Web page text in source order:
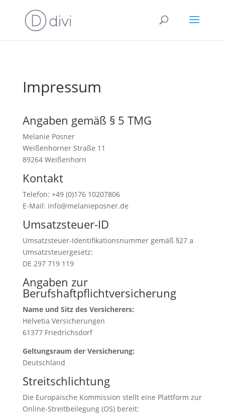
Impressum
Angaben gemäß § 5 TMG
Melanie Posner
Weißenhorner Straße 11
89264 Weißenhorn
Kontakt
Telefon: +49 (0)176 10207806
E-Mail: info@melanieposner.de
Umsatzsteuer-ID
Umsatzsteuer-Identifikationsnummer gemäß §27 a
Umsatzsteuergesetz:
DE 297 719 119
Angaben zur
Berufshaftpflichtversicherung
Name und Sitz des Versicherers:
Helvetia Versicherungen
61377 Friedrichsdorf
Geltungsraum der Versicherung:
Deutschland
Streitschlichtung
Die Europäische Kommission stellt eine Plattform zur
Online-Streitbeilegung (OS) bereit: